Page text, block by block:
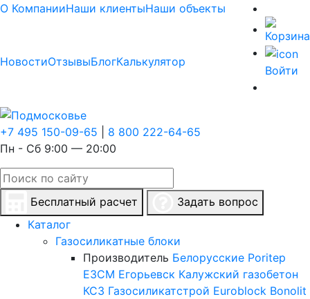
О КомпанииНаши клиентыНаши объекты
НовостиОтзывыБлогКалькулятор
Войти
+7 495 150-09-65
8 800 222-64-65
Пн - Сб 9:00 — 20:00
Бесплатный расчет
Задать вопрос
Каталог
Газосиликатные блоки
Производитель Белорусские Poritep
ЕЗСМ Егорьевск Калужский газобетон
КСЗ Газосиликатстрой Euroblock Bonolit